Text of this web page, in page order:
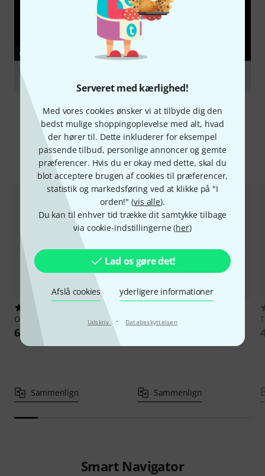
Serveret med kærlighed!
Med vores cookies ønsker vi at tilbyde dig den
bedst mulige shoppingoplevelse med alt, hvad
der hører til. Dette inkluderer for eksempel
passende tilbud, personlige annoncer og gemte
præferencer. Hvis du er okay med dette, skal du
blot acceptere brugen af cookies til præferencer,
statistik og markedsføring ved at klikke på "I
orden!" (vis alle).
Du kan til enhver tid trække dit samtykke tilbage
via cookie-indstillingerne (her)
Lad os gøre det!
Afslå cookies yderligere informationer
Udskriv · Databeskyttelsen
GUIDE
Sammenlign valgmuligheder
Optogate
677 kr
Sammenlign
677 kr
Sammenlign
Smart Navigator